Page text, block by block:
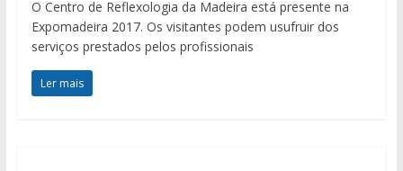
O Centro de Reflexologia da Madeira está presente na
Expomadeira 2017. Os visitantes podem usufruir dos
serviços prestados pelos profissionais
Ler mais